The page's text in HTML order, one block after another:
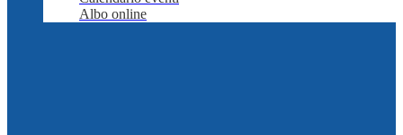
Albo online